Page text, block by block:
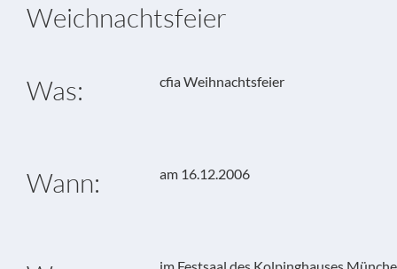
Weichnachtsfeier
Was: cfia Weihnachtsfeier
Wann: am 16.12.2006